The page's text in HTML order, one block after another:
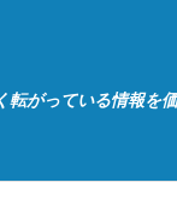
転がっている情報を